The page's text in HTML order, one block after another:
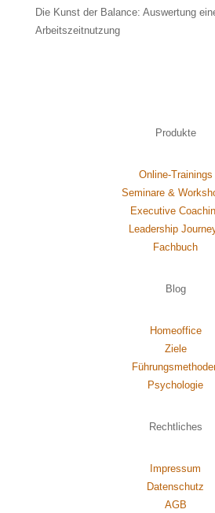
Die Kunst der Balance: Auswertung
Arbeitszeitnutzung
Produkte
Online-Trainings
Seminare &
Executive
Leadership
Fachbuch
Blog
Homeoffice
Ziele
Psychologie
Rechtliches
Impressum
Datenschutz
AGB